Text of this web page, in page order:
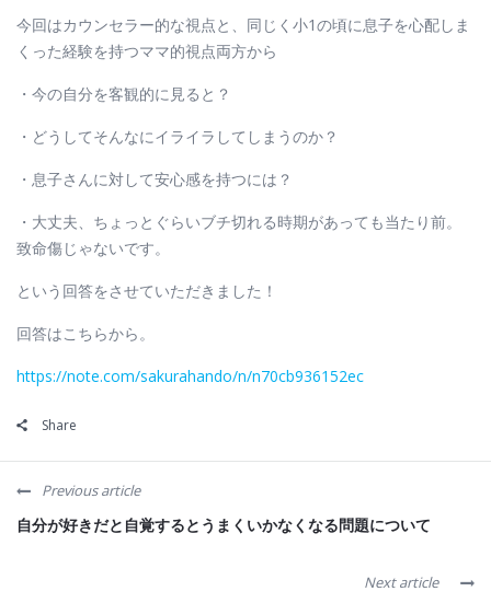
今回はカウンセラー的な視点と、同じく小1の頃に息子を心配しま
くった経験を持つママ的視点両方から
・今の自分を客観的に見ると？
・どうしてそんなにイライラしてしまうのか？
・息子さんに対して安心感を持つには？
・大丈夫、ちょっとぐらいブチ切れる時期があっても当たり前。
致命傷じゃないです。
という回答をさせていただきました！
回答はこちらから。
https://note.com/sakurahando/n/n70cb936152ec
Share
Previous article
自分が好きだと自覚するとうまくいかなくなる問題について
Next article